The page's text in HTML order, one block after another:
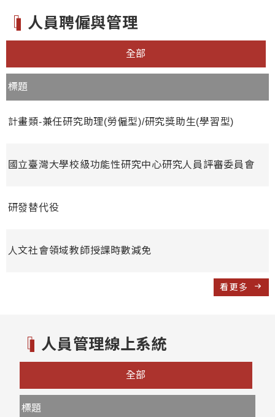
人員聘僱與管理
全部
標題
計畫類-兼任研究助理(勞僱型)/研究獎助生(學習型)
國立臺灣大學校級功能性研究中心研究人員評審委員會
研發替代役
人文社會領域教師授課時數減免
看更多
人員管理線上系統
全部
標題